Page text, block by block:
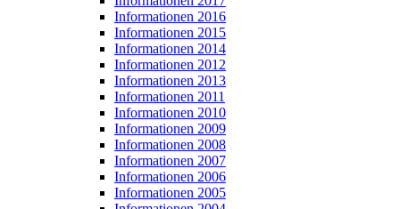
Informationen 2016
Informationen 2015
Informationen 2014
Informationen 2012
Informationen 2013
Informationen 2011
Informationen 2010
Informationen 2009
Informationen 2008
Informationen 2007
Informationen 2006
Informationen 2005